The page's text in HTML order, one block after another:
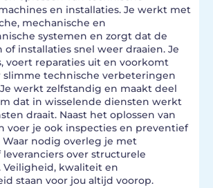
en installaties. Je werkt met
mechanische en
systemen en zorgt dat de
installaties snel weer draaien. Je
voert reparaties uit en voorkomt
slimme technische verbeteringen
werkt zelfstandig en maakt deel
dat in wisselende diensten werkt
draait. Naast het oplossen van
voer je ook inspecties en preventief
nodig overleg je met
over structurele
kwaliteit en
staan voor jou altijd voorop.